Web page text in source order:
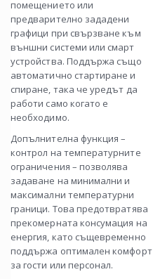
помещението или
предварително зададени
графици при свързване към
външни системи или смарт
устройства. Поддържа също
автоматично стартиране и
спиране, така че уредът да
работи само когато е
необходимо.
Допълнителна функция –
контрол на температурните
ограничения – позволява
задаване на минимални и
максимални температурни
граници. Това предотвратява
прекомерната консумация на
енергия, като същевременно
поддържа оптимален комфорт
за гости или персонал.